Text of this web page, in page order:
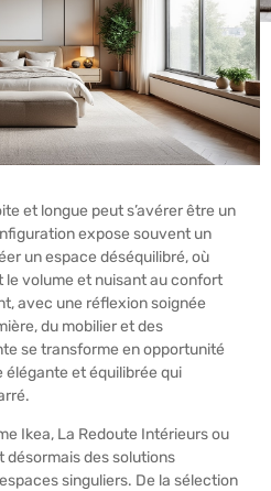
et longue peut s’avérer être un
expose souvent un
un espace déséquilibré, où
le volume et nuisant au confort
avec une réflexion soignée
du mobilier et des
se transforme en opportunité
et équilibrée qui
Ikea, La Redoute Intérieurs ou
désormais des solutions
singuliers. De la sélection